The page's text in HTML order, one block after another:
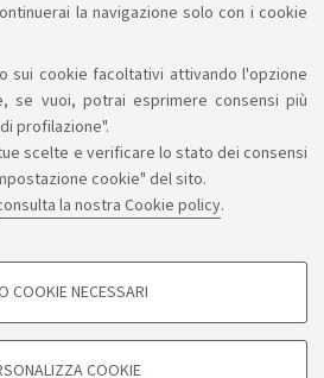
la navigazione solo con i cookie
sui cookie facoltativi attivando l'opzione
se vuoi, potrai esprimere consensi più
profilazione".
scelte e verificare lo stato dei consensi
cookie" del sito.
la nostra Cookie policy.
- FACOLTATIVI
COOKIE NECESSARI
COOKIE
il diritto alla conoscenza
Seguici su: